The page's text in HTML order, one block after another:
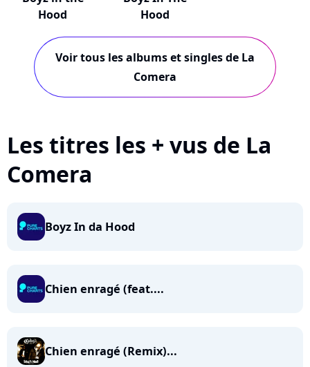
Hood
Hood
Voir tous les albums et singles de La
Comera
Les titres les + vus de La
Comera
Boyz In da Hood
Chien enragé (feat....
Chien enragé (Remix)...